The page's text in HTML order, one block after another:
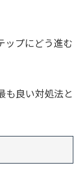
ップにどう進む
も良い対処法と